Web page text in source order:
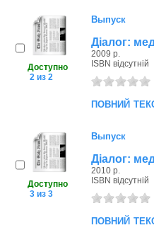
Доступно
2 из 2
Выпуск
Діалог:
2009 р.
ISBN відсутній
повний
Доступно
3 из 3
Выпуск
Діалог:
2010 р.
ISBN відсутній
повний